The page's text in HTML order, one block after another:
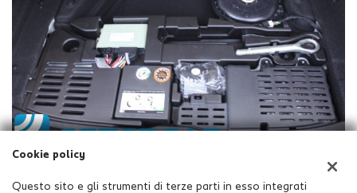
Cookie policy
Questo sito e gli strumenti di terze parti in esso integrati